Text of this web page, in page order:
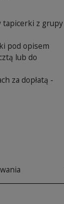
tapicerki z grupy
pod opisem
lub do
za dopłatą -